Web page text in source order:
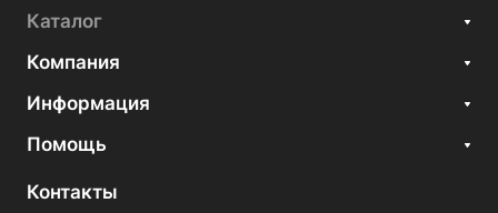
Каталог
Компания
Информация
Помощь
Контакты